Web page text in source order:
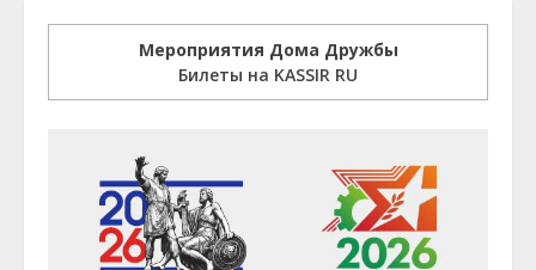
Мероприятия Дома Дружбы
Билеты на KASSIR RU